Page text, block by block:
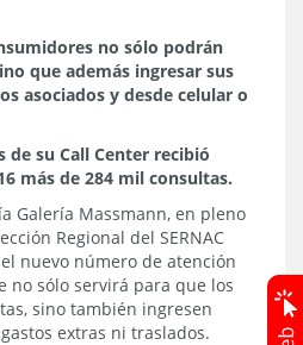
no sólo podrán
que además ingresar sus
asociados y desde celular o
de su Call Center recibió
más de 284 mil consultas.
Galería Massmann, en pleno
Regional del SERNAC
nuevo número de atención
no sólo servirá para que los
sino también ingresen
extras ni traslados.